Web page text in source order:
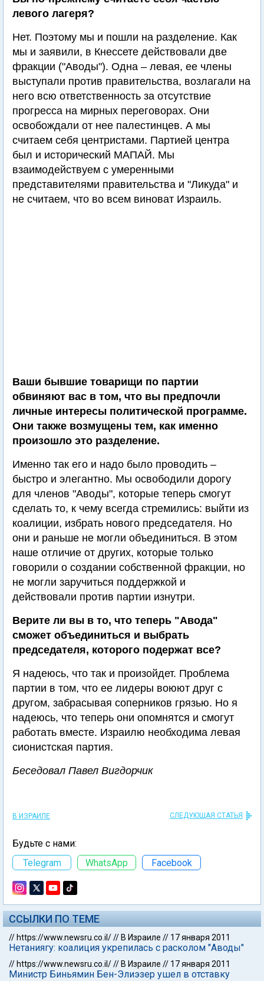
левого лагеря?
Нет. Поэтому мы и пошли на разделение. Как
мы и заявили, в Кнессете действовали две
фракции ("Аводы"). Одна – левая, ее члены
выступали против правительства, возлагали на
него всю ответственность за отсутствие
прогресса на мирных переговорах. Они
освобождали от нее палестинцев. А мы
считаем себя центристами. Партией центра
был и исторический МАПАЙ. Мы
взаимодействуем с умеренными
представителями правительства и "Ликуда" и
не считаем, что во всем виноват Израиль.
Ваши бывшие товарищи по партии
обвиняют вас в том, что вы предпочли
личные интересы политической программе.
Они также возмущены тем, как именно
произошло это разделение.
Именно так его и надо было проводить –
быстро и элегантно. Мы освободили дорогу
для членов "Аводы", которые теперь смогут
сделать то, к чему всегда стремились: выйти из
коалиции, избрать нового председателя. Но
они и раньше не могли объединиться. В этом
наше отличие от других, которые только
говорили о создании собственной фракции, но
не могли заручиться поддержкой и
действовали против партии изнутри.
Верите ли вы в то, что теперь "Авода"
сможет объединиться и выбрать
председателя, которого подержат все?
Я надеюсь, что так и произойдет. Проблема
партии в том, что ее лидеры воюют друг с
другом, забрасывая соперников грязью. Но я
надеюсь, что теперь они опомнятся и смогут
работать вместе. Израилю необходима левая
сионистская партия.
Беседовал Павел Вигдорчик
В ИЗРАИЛЕ СЛЕДУЮЩАЯ СТАТЬЯ
Будьте с нами:
Telegram
WhatsApp Facebook
ССЫЛКИ ПО ТЕМЕ
// https://www.newsru.co.il/// В Израиле // 17 января 2011
Нетаниягу: коалиция укрепилась с расколом "Аводы"
// https://www.newsru.co.il/// В Израиле // 17 января 2011
Министр Биньямин Бен-Элиэзер ушел в отставку